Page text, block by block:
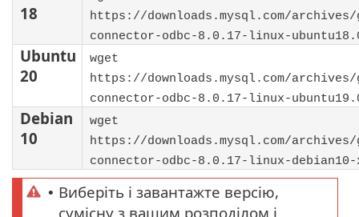
18
https://downloads.mysql.com/
connector-odbc-8.0.17-linux-
Ubuntu
20
wget
https://downloads.mysql.com/
connector-odbc-8.0.17-linux-
Debian
10
wget
https://downloads.mysql.com/
connector-odbc-8.0.17-linux-
• Виберіть і завантажте версію,
сумісну з вашим розподілом і